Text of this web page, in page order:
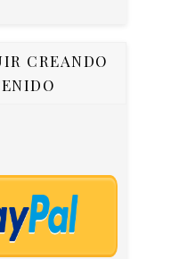
CREANDO